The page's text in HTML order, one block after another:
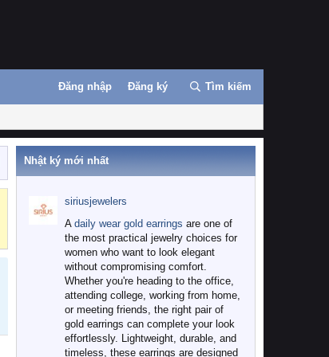
Đăng nhập Đăng ký Tìm kiếm
Nhật ký mới nhất
siriusjewelers
A daily wear gold earrings are one of
the most practical jewelry choices for
women who want to look elegant
without compromising comfort.
Whether you're heading to the office,
attending college, working from home,
or meeting friends, the right pair of
gold earrings can complete your look
effortlessly. Lightweight, durable, and
timeless, these earrings are designed